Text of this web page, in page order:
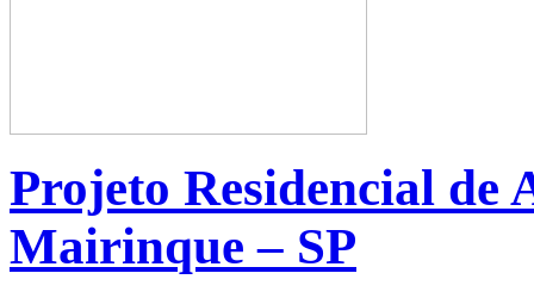
Projeto Residencial de
Mairinque – SP